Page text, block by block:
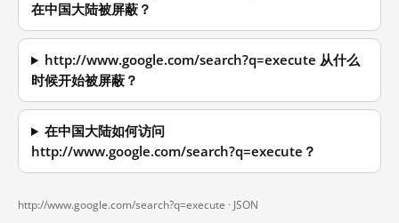
在中国大陆被屏蔽？
http://www.google.com/search?q=execute 从什么
时候开始被屏蔽？
在中国大陆如何访问
http://www.google.com/search?q=execute？
http://www.google.com/search?q=execute · JSON